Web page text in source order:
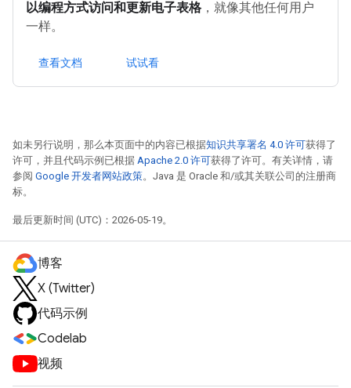
以编程方式访问和更新电子表格 ，就像其他任何用户
一样。
查看文档 试试看
如未另行说明，那么本页面中的内容已根据知识共享署名 4.0 许可获得了
许可，并且代码示例已根据 Apache 2.0 许可获得了许可。有关详情，请
参阅 Google 开发者网站政策。Java 是 Oracle 和/或其关联公司的注册商
标。
最后更新时间 (UTC)：2026-05-19。
博客
X (Twitter)
代码示例
Codelab
视频